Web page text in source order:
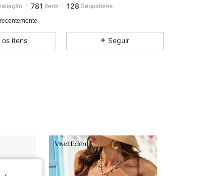
781 Itens 128 Seguidores
781
781
128
os itens Seguir